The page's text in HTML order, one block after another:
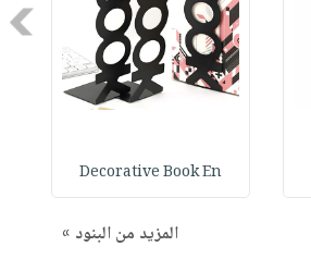
Decorative Book En
المزيد من البنود »